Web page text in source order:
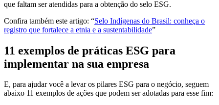
que faltam ser atendidas para a obtenção do selo ESG.
Confira também este artigo: “Selo Indígenas do Brasil: conheça o
registro que fortalece a etnia e a sustentabilidade”
11 exemplos de práticas ESG para
implementar na sua empresa
E, para ajudar você a levar os pilares ESG para o negócio, seguem
abaixo 11 exemplos de ações que podem ser adotadas para esse fim: